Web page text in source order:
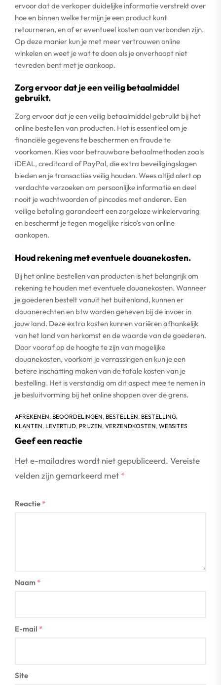
ervoor dat de verkoper duidelijke informatie verstrekt over
hoe en binnen welke termijn je een product kunt
retourneren, en of er eventueel kosten aan verbonden zijn.
Op deze manier kun je met meer vertrouwen online
winkelen en weet je wat te doen als je onverhoopt niet
tevreden bent met je aankoop.
Zorg ervoor dat je een veilig betaalmiddel
gebruikt.
Zorg ervoor dat je een veilig betaalmiddel gebruikt bij het
online bestellen van producten. Het is essentieel om je
financiële gegevens te beschermen en fraude te
voorkomen. Kies voor betrouwbare betaalmethoden zoals
iDEAL, creditcard of PayPal, die extra beveiligingslagen
bieden en je transacties veilig houden. Wees altijd alert op
verdachte verzoeken om persoonlijke informatie en deel
nooit je wachtwoorden of pincodes met anderen. Een
veilige betaling garandeert een zorgeloze winkelervaring
en beschermt je tegen mogelijke risico’s van online
aankopen.
Houd rekening met eventuele douanekosten.
Bij het online bestellen van producten is het belangrijk om
rekening te houden met eventuele douanekosten. Wanneer
je goederen bestelt vanuit het buitenland, kunnen er
douanerechten en btw worden geheven bij de invoer in
jouw land. Deze extra kosten kunnen variëren afhankelijk
van het land van herkomst en de waarde van de goederen.
Door vooraf op de hoogte te zijn van mogelijke
douanekosten, voorkom je verrassingen en kun je een
betere inschatting maken van de totale kosten van je
bestelling. Het is verstandig om dit aspect mee te nemen in
je besluitvorming bij het online shoppen over de grens.
AFREKENEN, BEOORDELINGEN, BESTELLEN, BESTELLING,
KLANTEN, LEVERTIJD, PRIJZEN, VERZENDKOSTEN, WEBSITES
Geef een reactie
Het e-mailadres wordt niet gepubliceerd. Vereiste
velden zijn gemarkeerd met *
Reactie *
Naam *
E-mail *
Site